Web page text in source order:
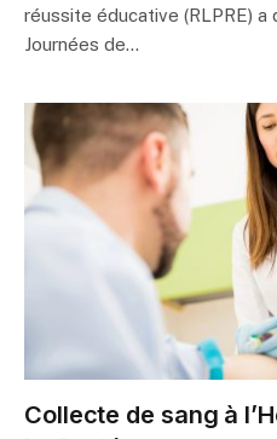
réussite éducative (RLPRE) a
Journées de…
Collecte de sang à